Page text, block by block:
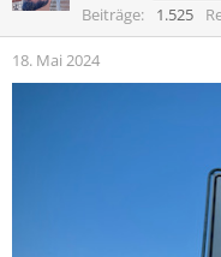
Beiträge 1.525
18. Mai 2024